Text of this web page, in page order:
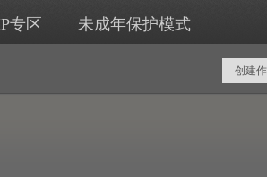
专区 未成年保护模式
创建